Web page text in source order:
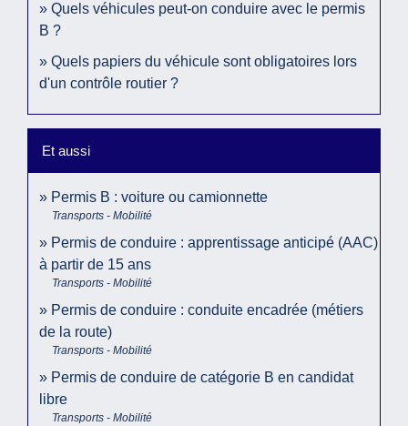
Quels véhicules peut-on conduire avec le permis
B ?
Quels papiers du véhicule sont obligatoires lors
d'un contrôle routier ?
Et aussi
Permis B : voiture ou camionnette
Transports - Mobilité
Permis de conduire : apprentissage anticipé (AAC)
à partir de 15 ans
Transports - Mobilité
Permis de conduire : conduite encadrée (métiers
de la route)
Transports - Mobilité
Permis de conduire de catégorie B en candidat
libre
Transports - Mobilité